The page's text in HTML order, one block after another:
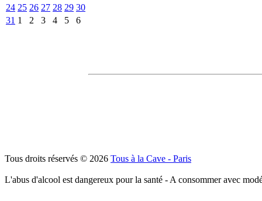
24 25 26 27 28 29 30
31 1 2 3 4 5 6
Tous droits réservés © 2026 Tous à la Cave - Paris
L'abus d'alcool est dangereux pour la santé - A consommer avec